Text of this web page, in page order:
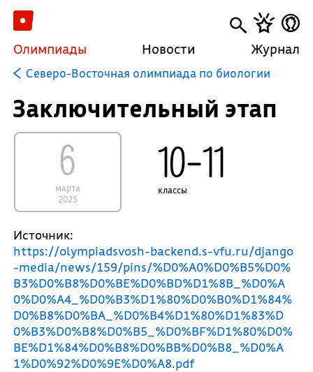
Олимпиады Новости Журнал
Северо-Восточная олимпиада по биологии
Заключительный этап
6
марта
2025
10–11
классы
Источник:
https://olympiadsvosh-backend.s-vfu.ru/django
-media/news/159/pins/%D0%A0%D0%B5%D0%
B3%D0%B8%D0%BE%D0%BD%D1%8B_%D0%A
0%D0%A4_%D0%B3%D1%80%D0%B0%D1%84%
D0%B8%D0%BA_%D0%B4%D1%80%D1%83%D
0%B3%D0%B8%D0%B5_%D0%BF%D1%80%D0%
BE%D1%84%D0%B8%D0%BB%D0%B8_%D0%A
1%D0%92%D0%9E%D0%A8.pdf